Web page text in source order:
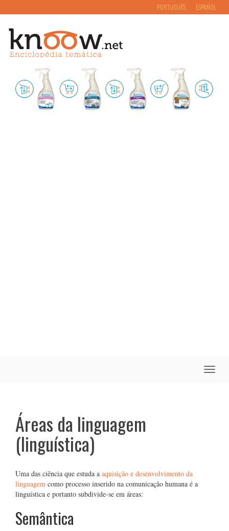
PORTUGUÊS ESPAÑOL
Toggle
Áreas da linguagem
(linguística)
Uma das ciência que estuda a aquisição e desenvolvimento da
linguagem como processo inserido na comunicação humana é a
linguística e portanto subdivide-se em áreas:
Semântica